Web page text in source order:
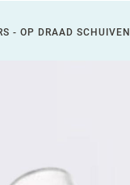
- OP DRAAD SCHUIVEN